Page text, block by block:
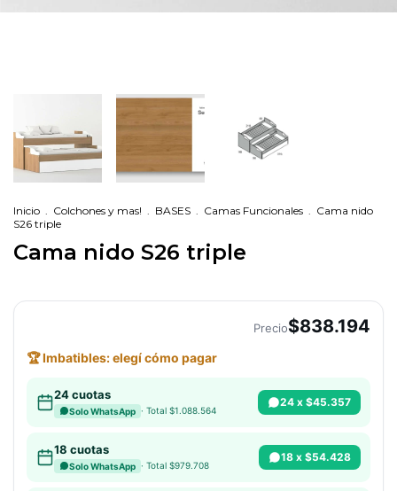
Inicio . Colchones y mas! . BASES . Camas Funcionales . Cama nido
S26 triple
Cama nido S26 triple
Precio$838.194
🏆 Imbatibles: elegí cómo pagar
24 cuotas
Solo WhatsApp · Total $1.088.564
24 x $45.357
18 cuotas
Solo WhatsApp · Total $979.708
18 x $54.428